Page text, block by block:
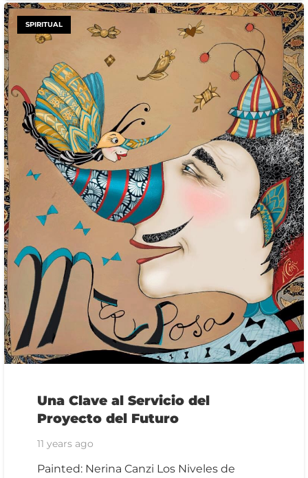
SPIRITUAL
Una Clave al Servicio del
Proyecto del Futuro
11 years ago
Painted: Nerina Canzi Los Niveles de